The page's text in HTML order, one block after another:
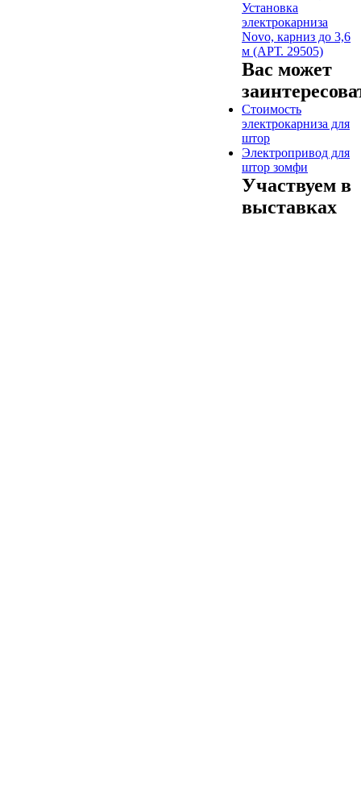
Установка
электрокарниза
Novo, карниз до 3,6
м (АРТ. 29505)
Вас может
Стоимость
электрокарниза для
штор
Электропривод для
штор зомфи
Участвуем в
выставках